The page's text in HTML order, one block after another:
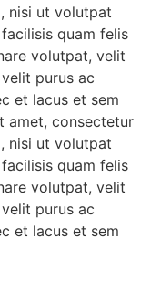
nisi ut volutpat
quam felis
volutpat, velit
purus ac
et lacus et sem
amet, consectetur
nisi ut volutpat
quam felis
volutpat, velit
purus ac
et lacus et sem